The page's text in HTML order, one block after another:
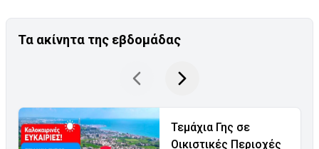
Τα ακίνητα της εβδομάδας
Τεμάχια Γης σε
Οικιστικές Περιοχές